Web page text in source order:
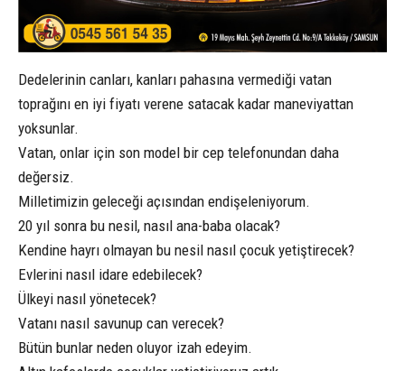
Dedelerinin canları, kanları pahasına vermediği vatan
toprağını en iyi fiyatı verene satacak kadar maneviyattan
yoksunlar.
Vatan, onlar için son model bir cep telefonundan daha
değersiz.
Milletimizin geleceği açısından endişeleniyorum.
20 yıl sonra bu nesil, nasıl ana-baba olacak?
Kendine hayrı olmayan bu nesil nasıl çocuk yetiştirecek?
Evlerini nasıl idare edebilecek?
Ülkeyi nasıl yönetecek?
Vatanı nasıl savunup can verecek?
Bütün bunlar neden oluyor izah edeyim.